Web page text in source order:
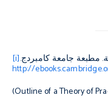
[i]مطبعة جامعة كامبردج.
http://
(Outline of a Theory of